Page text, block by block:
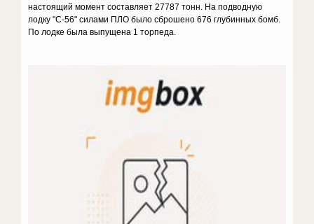
настоящий момент составляет 27787 тонн. На подводную
лодку "С-56" силами ПЛО было сброшено 676 глубинных бомб.
По лодке была выпущена 1 торпеда.